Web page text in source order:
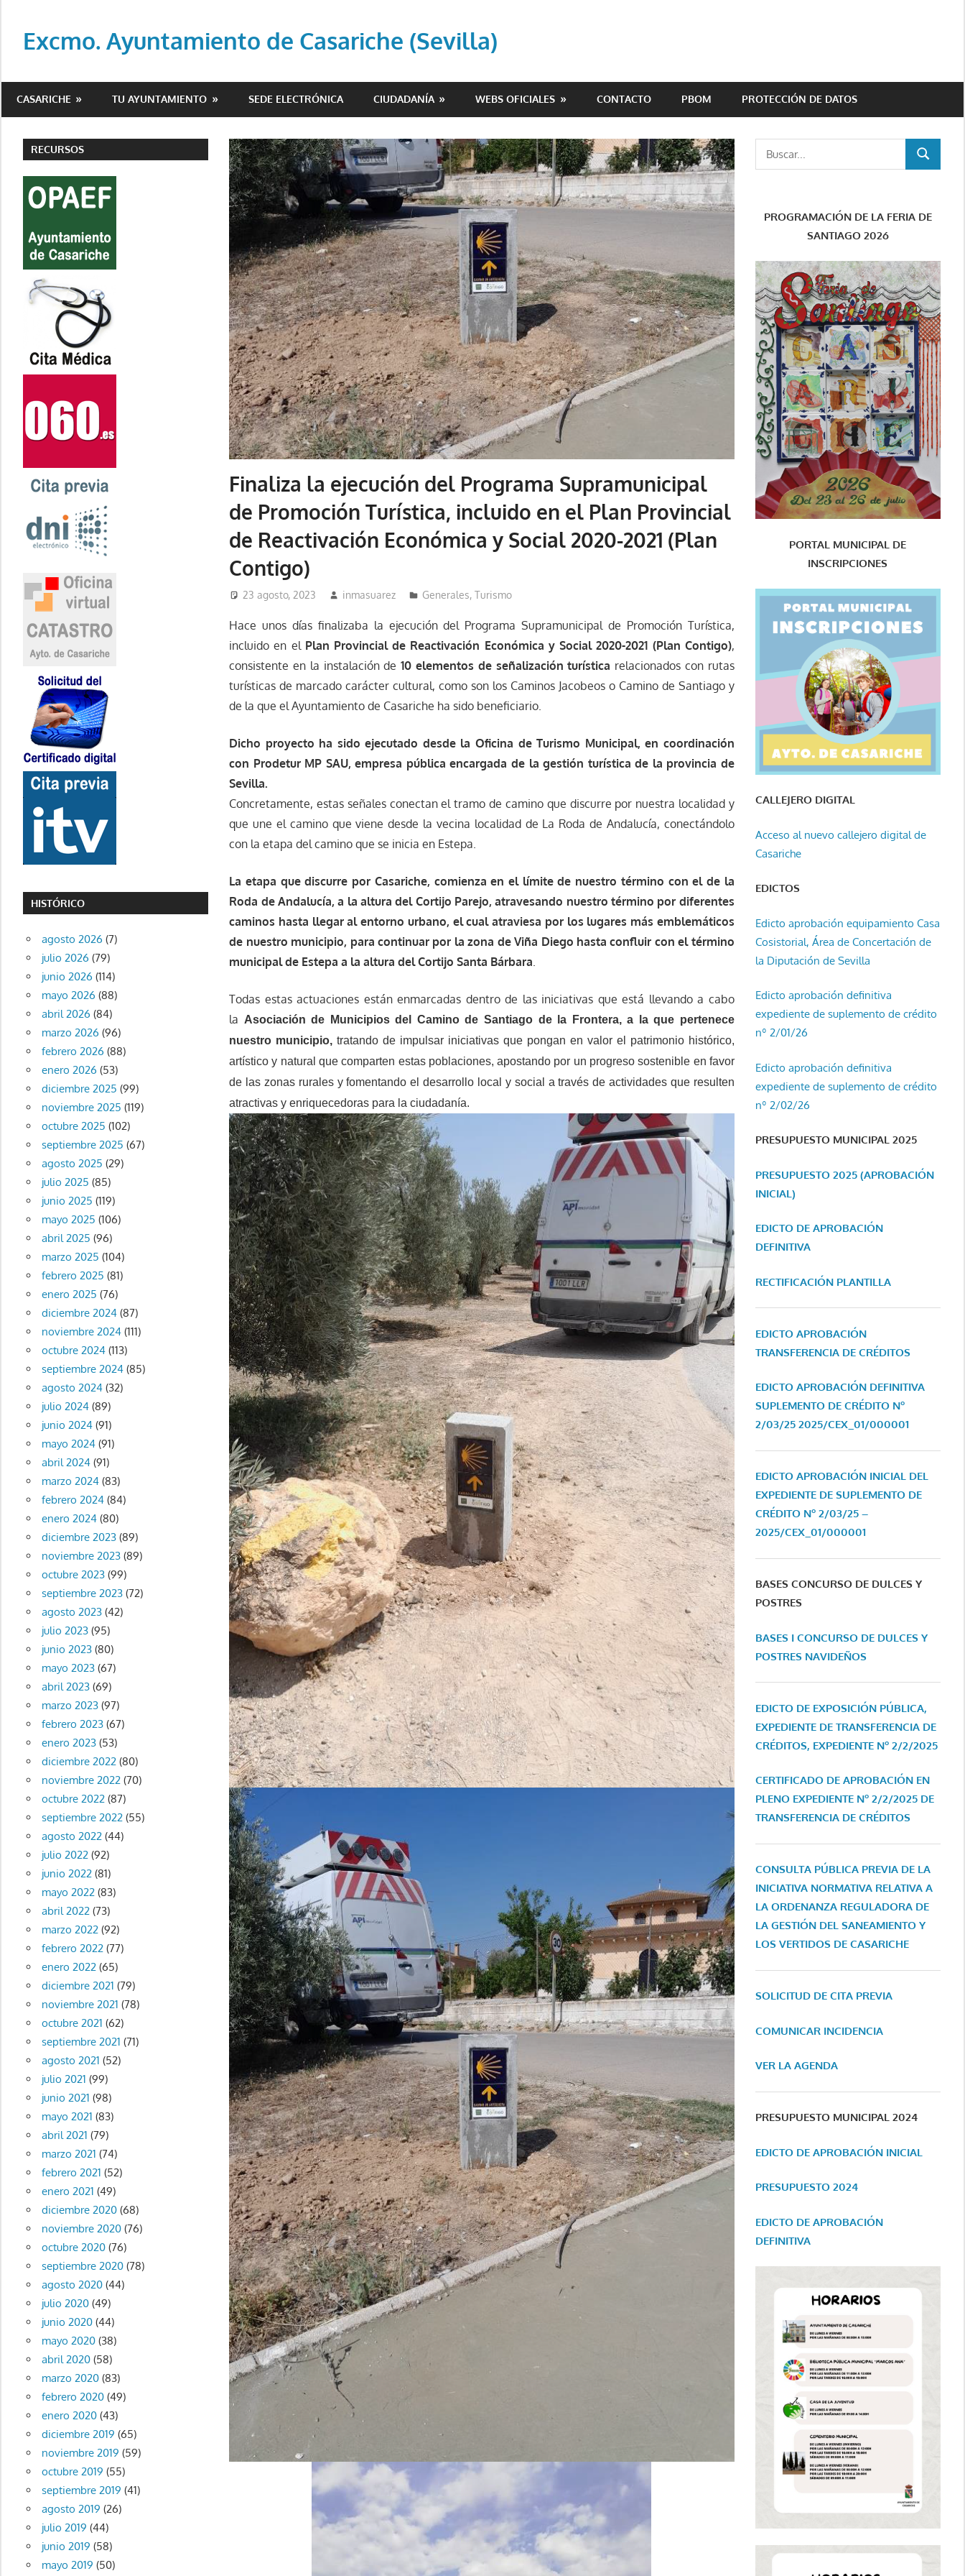
contenido
Excmo. Ayuntamiento de Casariche (Sevilla)
del
de
Casariche
CASARICHE TU AYUNTAMIENTO SEDE ELECTRÓNICA CIUDADANÍA WEBS OFICIALES CONTACTO PBOM PROTECCIÓN DE DATOS
Finaliza la ejecución del Programa Supramunicipal
de Promoción Turística, incluido en el Plan Provincial
de Reactivación Económica y Social 2020-2021 (Plan
Contigo)
23 agosto, 2023 inmasuarez Generales, Turismo
Hace unos días finalizaba la ejecución del Programa Supramunicipal de Promoción Turística,
incluido en el Plan Provincial de Reactivación Económica y Social 2020-2021 (Plan Contigo),
consistente en la instalación de10 elementos de señalización turística relacionados con rutas
turísticas de marcado carácter cultural, como son los Caminos Jacobeos o Camino de Santiago y
de la que el Ayuntamiento de Casariche ha sido beneficiario.
Dicho proyecto ha sido ejecutado desde la Oficina de Turismo Municipal, en coordinación
con Prodetur MP SAU, empresa pública encargada de la gestión turística de la provincia de
Sevilla.
Concretamente, estas señales conectan el tramo de camino que discurre por nuestra localidad y
que une el camino que viene desde la vecina localidad de La Roda de Andalucía, conectándolo
con la etapa del camino que se inicia en Estepa.
La etapa que discurre por Casariche, comienza en el límite de nuestro término con el de la
Roda de Andalucía, a la altura del Cortijo Parejo, atravesando nuestro término por diferentes
caminos hasta llegar al entorno urbano, el cual atraviesa por los lugares más emblemáticos
de nuestro municipio, para continuar por la zona de Viña Diego hasta confluir con el término
municipal de Estepa a la altura del Cortijo Santa Bárbara
Todas estas actuaciones están enmarcadas dentro de las iniciativas que está llevando a cabo
la Asociación de Municipios del Camino de Santiago de la Frontera, a la que pertenece
nuestro municipio,tratando de impulsar iniciativas que pongan en valor el patrimonio histórico,
artístico y natural que comparten estas poblaciones, apostando por un progreso sostenible en favor
de las zonas rurales y fomentando el desarrollo local y social a través de actividades que resulten
atractivas y enriquecedoras para la ciudadanía.
RECURSOS
HISTÓRICO
agosto 2026 (7)
julio 2026 (79)
junio 2026 (114)
mayo 2026 (88)
abril 2026 (84)
marzo 2026 (96)
febrero 2026 (88)
enero 2026 (53)
diciembre 2025 (99)
noviembre 2025 (119)
octubre 2025 (102)
septiembre 2025 (67)
agosto 2025 (29)
julio 2025 (85)
junio 2025 (119)
mayo 2025 (106)
abril 2025 (96)
marzo 2025 (104)
febrero 2025 (81)
enero 2025 (76)
diciembre 2024(87)
noviembre 2024(111)
octubre 2024(113)
septiembre 2024(85)
agosto 2024(32)
julio 2024(89)
junio 2024(91)
mayo 2024(91)
abril 2024(91)
marzo 2024(83)
febrero 2024(84)
enero 2024(80)
diciembre 2023(89)
noviembre 2023(89)
octubre 2023(99)
septiembre 2023(72)
agosto 2023(42)
julio 2023(95)
junio 2023(80)
mayo 2023(67)
abril 2023(69)
marzo 2023(97)
febrero 2023(67)
enero 2023(53)
diciembre 2022(80)
noviembre 2022(70)
octubre 2022(87)
septiembre 2022(55)
agosto 2022(44)
julio 2022(92)
junio 2022(81)
mayo 2022(83)
abril 2022(73)
marzo 2022(92)
febrero 2022(77)
enero 2022(65)
diciembre 2021 (79)
noviembre 2021 (78)
octubre 2021 (62)
septiembre 2021 (71)
agosto 2021 (52)
julio 2021 (99)
junio 2021 (98)
mayo 2021 (83)
abril 2021 (79)
marzo 2021 (74)
febrero 2021 (52)
enero 2021 (49)
diciembre 2020(68)
noviembre 2020(76)
octubre 2020(76)
septiembre 2020(78)
agosto 2020(44)
julio 2020(49)
junio 2020(44)
mayo 2020(38)
abril 2020(58)
marzo 2020(83)
febrero 2020(49)
enero 2020(43)
diciembre 2019 (65)
noviembre 2019 (59)
octubre 2019 (55)
septiembre 2019 (41)
agosto 2019 (26)
julio 2019 (44)
junio 2019 (58)
mayo 2019 (50)
BUSCAR
PROGRAMACIÓN DE LA FERIA DE
SANTIAGO 2026
PORTAL MUNICIPAL DE
INSCRIPCIONES
CALLEJERO DIGITAL
Acceso al nuevo callejero digital de
Casariche
EDICTOS
Edicto aprobación equipamiento Casa
Cosistorial, Área de Concertación de
la Diputación de Sevilla
Edicto aprobación definitiva
expediente de suplemento de crédito
nº 2/01/26
Edicto aprobación definitiva
expediente de suplemento de crédito
nº 2/02/26
PRESUPUESTO MUNICIPAL 2025
PRESUPUESTO 2025 (APROBACIÓN
INICIAL)
EDICTO DE APROBACIÓN
DEFINITIVA
RECTIFICACIÓN PLANTILLA
EDICTO APROBACIÓN
TRANSFERENCIA DE CRÉDITOS
EDICTO APROBACIÓN DEFINITIVA
SUPLEMENTO DE CRÉDITO Nº
2/03/25 2025/CEX_01/000001
EDICTO APROBACIÓN INICIAL DEL
EXPEDIENTE DE SUPLEMENTO DE
CRÉDITO Nº 2/03/25 –
2025/CEX_01/000001
BASES CONCURSO DE DULCES Y
POSTRES
BASES I CONCURSO DE DULCES Y
POSTRES NAVIDEÑOS
EDICTO DE EXPOSICIÓN PÚBLICA,
EXPEDIENTE DE TRANSFERENCIA DE
CRÉDITOS, EXPEDIENTE Nº 2/2/2025
CERTIFICADO DE APROBACIÓN EN
PLENO EXPEDIENTE Nº 2/2/2025 DE
TRANSFERENCIA DE CRÉDITOS
CONSULTA PÚBLICA PREVIA DE LA
INICIATIVA NORMATIVA RELATIVA A
LA ORDENANZA REGULADORA DE
LA GESTIÓN DEL SANEAMIENTO Y
LOS VERTIDOS DE CASARICHE
SOLICITUD DE CITA PREVIA
COMUNICAR INCIDENCIA
VER LA AGENDA
PRESUPUESTO MUNICIPAL 2024
EDICTO DE APROBACIÓN INICIAL
PRESUPUESTO 2024
EDICTO DE APROBACIÓN
DEFINITIVA